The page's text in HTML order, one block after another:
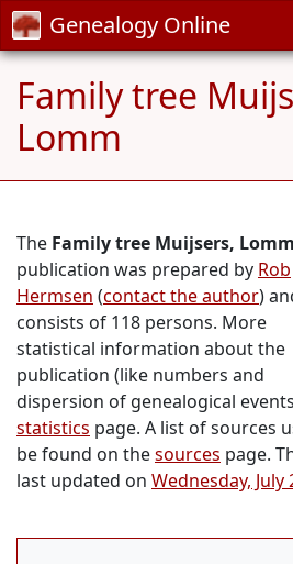
Genealogy Online
Family tree
Lomm
The Family tree Muijsers, Lomm
publication was prepared by Rob
Hermsen (contact the author)
consists of 118 persons. More
statistical information about the
publication (like numbers and
dispersion of genealogical
statistics page. A list of sources
be found on thesources page.
last updated on Wednesday, July